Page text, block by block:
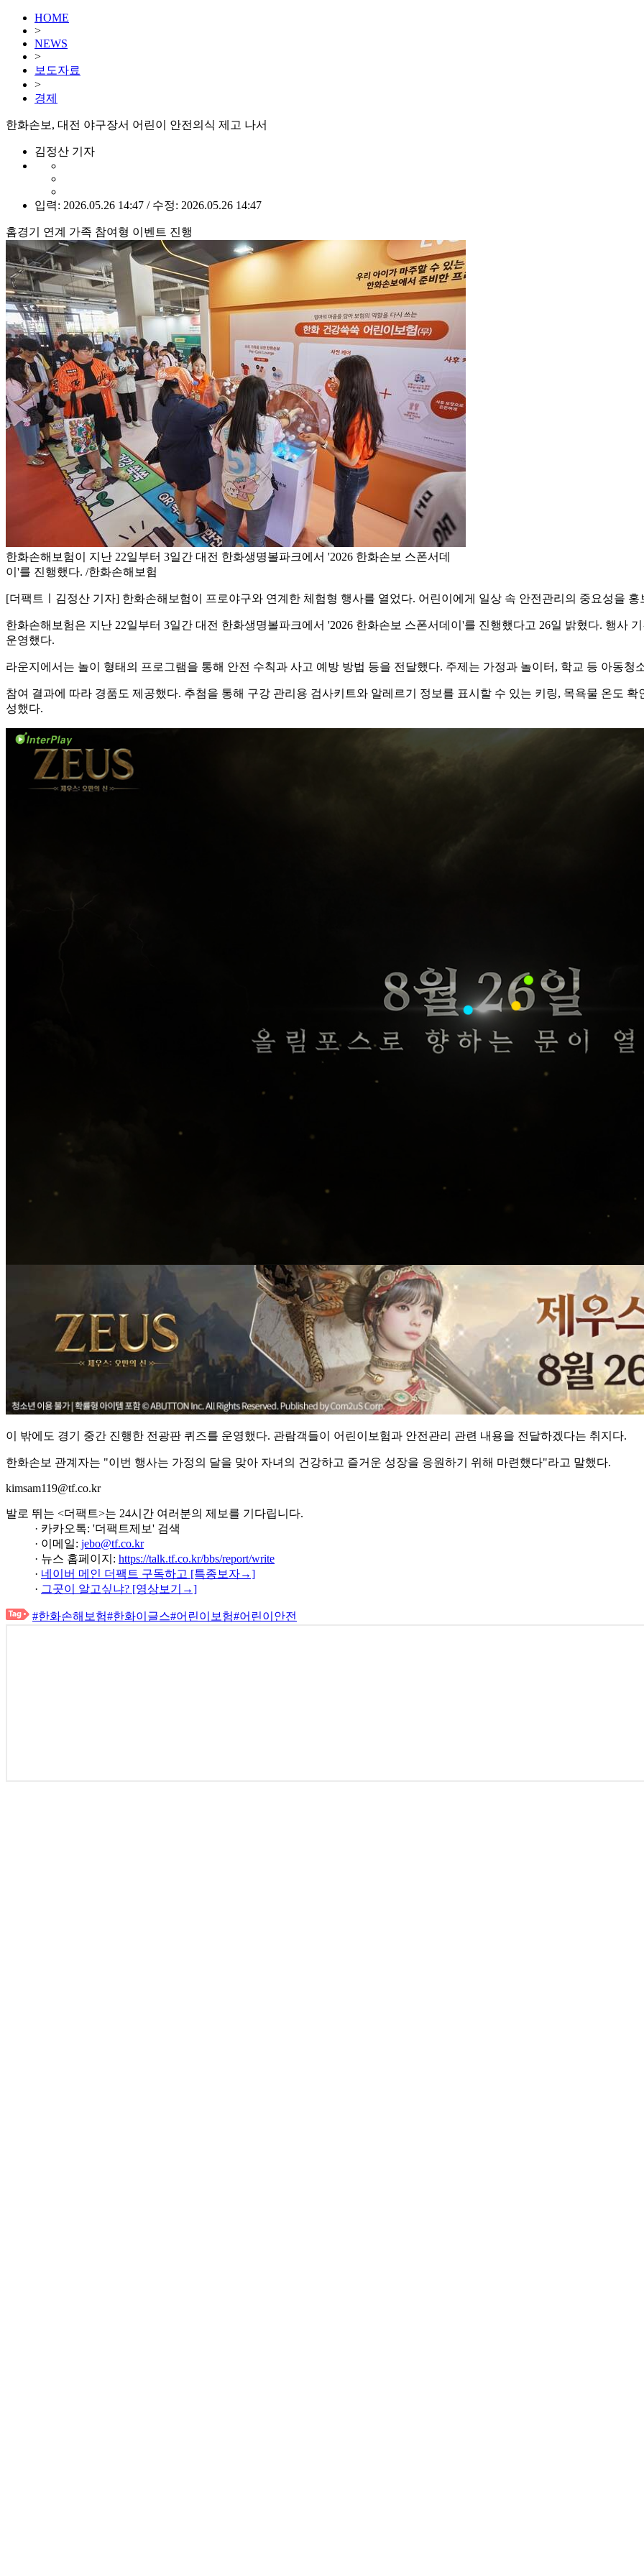
HOME
>
NEWS
>
보도자료
>
경제
한화손보, 대전 야구장서 어린이 안전의식 제고 나서
김정산 기자
입력: 2026.05.26 14:47 / 수정: 2026.05.26 14:47
홈경기 연계 가족 참여형 이벤트 진행
한화손해보험이 지난 22일부터 3일간 대전 한화생명볼파크에서 '2026 한화손보 스폰서데
이'를 진행했다. /한화손해보험
[더팩트ㅣ김정산 기자] 한화손해보험이 프로야구와 연계한 체험형 행사를 열었다. 어린이에게 일상 속 안전관리의 중요성을 홍
한화손해보험은 지난 22일부터 3일간 대전 한화생명볼파크에서 '2026 한화손보 스폰서데이'를 진행했다고 26일 밝혔다. 행사
운영했다.
라운지에서는 놀이 형태의 프로그램을 통해 안전 수칙과 사고 예방 방법 등을 전달했다. 주제는 가정과 놀이터, 학교 등 아동청
참여 결과에 따라 경품도 제공했다. 추첨을 통해 구강 관리용 검사키트와 알레르기 정보를 표시할 수 있는 키링, 목욕물 온도
성했다.
이 밖에도 경기 중간 진행한 전광판 퀴즈를 운영했다. 관람객들이 어린이보험과 안전관리 관련 내용을 전달하겠다는 취지다.
한화손보 관계자는 "이번 행사는 가정의 달을 맞아 자녀의 건강하고 즐거운 성장을 응원하기 위해 마련했다"라고 말했다.
kimsam119@tf.co.kr
발로 뛰는 <더팩트>는 24시간 여러분의 제보를 기다립니다.
· 카카오톡: '더팩트제보' 검색
· 이메일: jebo@tf.co.kr
· 뉴스 홈페이지: https://talk.tf.co.kr/bbs/report/write
· 네이버 메인 더팩트 구독하고 [특종보자→]
· 그곳이 알고싶냐? [영상보기→]
#한화손해보험#한화이글스#어린이보험#어린이안전